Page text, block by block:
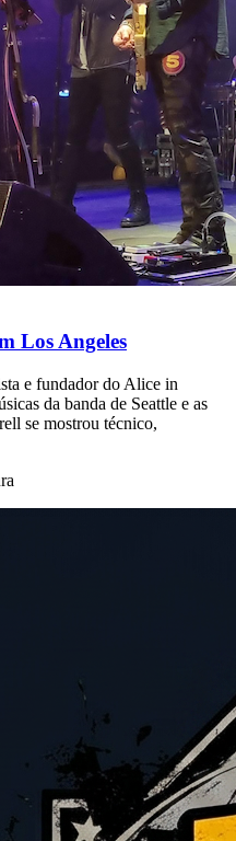
Los Angeles
e fundador do Alice in
da banda de Seattle e as
se mostrou técnico,